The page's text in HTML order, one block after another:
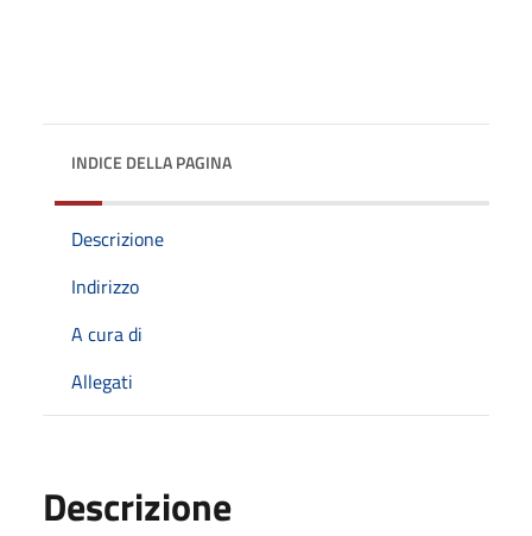
INDICE DELLA PAGINA
Descrizione
Indirizzo
A cura di
Allegati
Descrizione